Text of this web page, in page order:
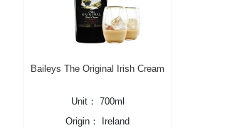
Baileys The Original Irish Cream
Unit： 700ml
Origin：
Ireland